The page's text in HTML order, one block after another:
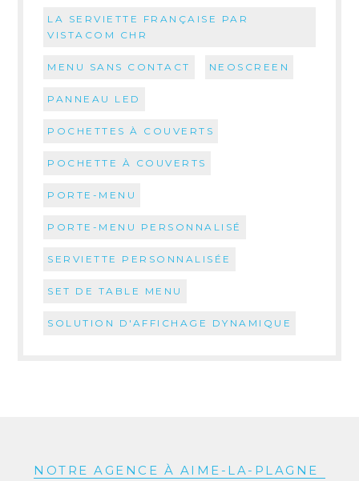
LA SERVIETTE FRANÇAISE PAR
VISTACOM CHR
MENU SANS CONTACT NEOSCREEN
PANNEAU LED
POCHETTES À COUVERTS
POCHETTE À COUVERTS
PORTE-MENU
PORTE-MENU PERSONNALISÉ
SERVIETTE PERSONNALISÉE
SET DE TABLE MENU
SOLUTION D'AFFICHAGE DYNAMIQUE
NOTRE AGENCE À AIME-LA-PLAGNE